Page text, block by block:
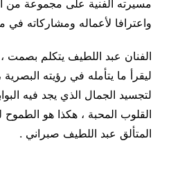
مسيرته الفنية على مجموعة من
واعترافا لأعماله ومشاركاته في
الفنان عبد اللطيف يتكلم بصمت
ليقرأ ما يتأمله في رؤيته
لتجسيد الجمال الذي يجد فيه
القلوب المحبة ، هكذا هو الطموح
المتألق عبد اللطيف صبراني .